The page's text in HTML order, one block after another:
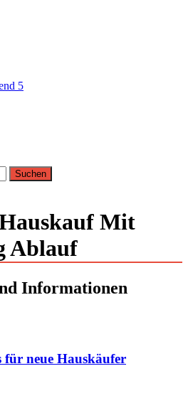
Haustechnik
Mit
Ablauf
Informationen
neue Hauskäufer